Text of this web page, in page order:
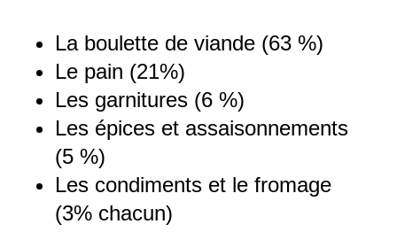
La boulette de viande (63 %)
Le pain (21%)
Les garnitures (6 %)
Les épices et assaisonnements
(5 %)
Les condiments et le fromage
(3% chacun)